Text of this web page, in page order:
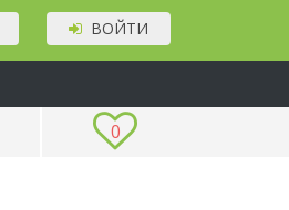
ВОЙТИ
0